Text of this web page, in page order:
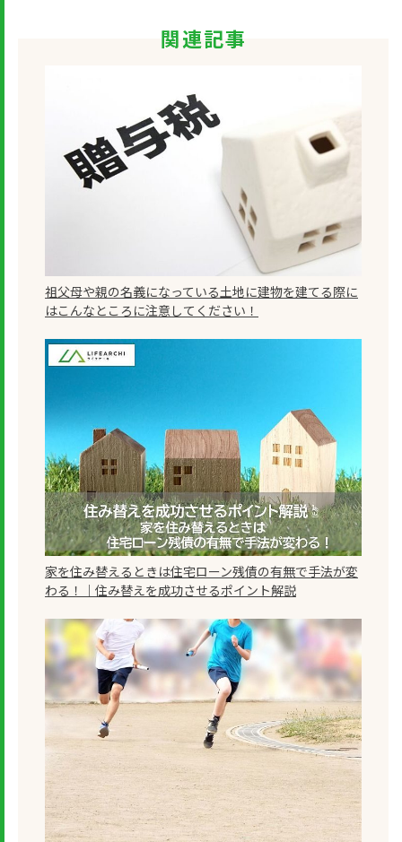
関連記事
祖父母や親の名義になっている土地に建物を建てる際に
はこんなところに注意してください！
家を住み替えるときは住宅ローン残債の有無で手法が変
わる！｜住み替えを成功させるポイント解説